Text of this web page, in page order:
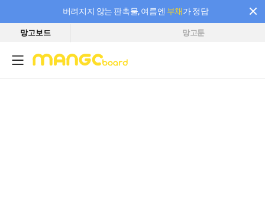
버려지지 않는 판촉물, 여름엔 부채가 정답
필요한 만큼 충전하고 끊김 없이 작업하세요! 새로워진 AI 부스터 요금제
망고보드 망고툰